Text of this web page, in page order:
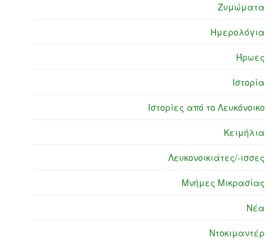
Ζυμώματα
Ημερολόγια
Ήρωες
Ιστορία
Ιστορίες από το Λευκόνοικο
Κειμήλια
Λευκονοικιάτες/-ισσες
Μνήμες Μικρασίας
Νέα
Ντοκιμαντέρ